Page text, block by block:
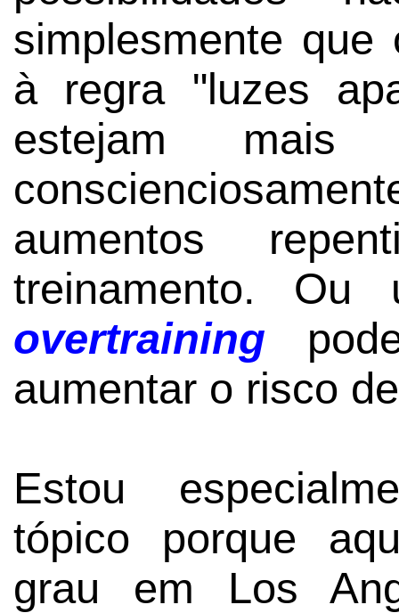
simplesmente
à regra "luzes
estejam mais
aumentos
treinamento. Ou
overtraining
aumentar o risco
Estou
tópico porque
grau em Los